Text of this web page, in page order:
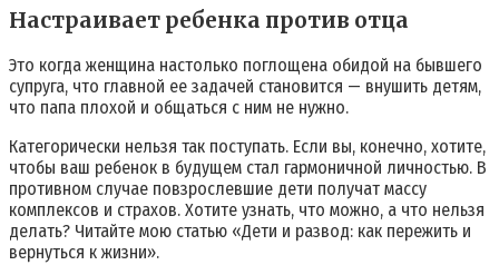
Настраивает ребенка против отца
Это когда женщина настолько поглощена обидой на бывшего
супруга, что главной ее задачей становится — внушить детям,
что папа плохой и общаться с ним не нужно.
Категорически нельзя так поступать. Если вы, конечно, хотите,
чтобы ваш ребенок в будущем стал гармоничной личностью. В
противном случае повзрослевшие дети получат массу
комплексов и страхов. Хотите узнать, что можно, а что нельзя
делать? Читайте мою статью «Дети и развод: как пережить и
вернуться к жизни».